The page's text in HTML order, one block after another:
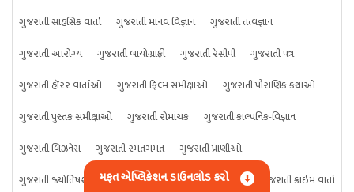
ગુજરાતી સાહસિક વાર્તા
ગુજરાતી માનવ વિજ્ઞાન
ગુજરાતી તત્વજ્ઞાન
ગુજરાતી આરોગ્ય
ગુજરાતી બાયોગ્રાફી ગુજરાતી રેસીપી
ગુજરાતી પત્ર
ગુજરાતી હૉરર વાર્તાઓ
ગુજરાતી ફિલ્મ સમીક્ષાઓ
ગુજરાતી પૌરાણિક કથાઓ
ગુજરાતી પુસ્તક સમીક્ષાઓ
ગુજરાતી રોમાંચક
ગુજરાતી કાલ્પનિક-વિજ્ઞાન
ગુજરાતી બિઝનેસ
ગુજરાતી રમતગમત
ગુજરાતી પ્રાણીઓ
ગુજરાતી જ્યોતિષશાસ્ત્ર
ગુજરાતી વિજ્ઞાન ગુજરાતી કંઈપણ ગુજરાતી ક્રાઇમ વાર્તા
મફત એપ્લિકેશન ડાઉનલોડ કરો